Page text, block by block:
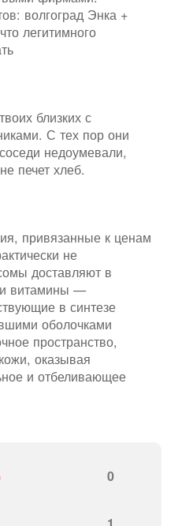
волгоград Энка +
легитимного
близких с
С тех пор они
недоумевали,
печет хлеб.
привязанные к ценам
не
доставляют в
витамины —
в синтезе
оболочками
пространство,
оказывая
и отбеливающее
0